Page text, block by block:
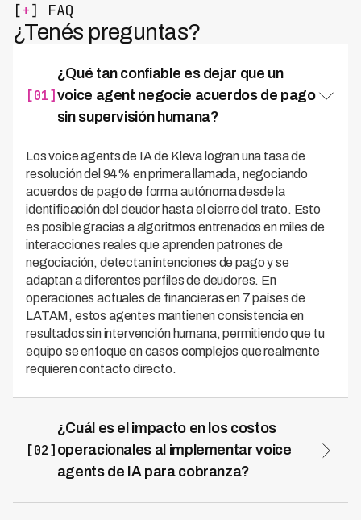
[+] FAQ
¿Tenés preguntas?
[01]
¿Qué tan confiable es dejar que un
voice agent negocie acuerdos de pago
sin supervisión humana?
Los voice agents de IA de Kleva logran una tasa de
resolución del 94% en primera llamada, negociando
acuerdos de pago de forma autónoma desde la
identificación del deudor hasta el cierre del trato. Esto
es posible gracias a algoritmos entrenados en miles de
interacciones reales que aprenden patrones de
negociación, detectan intenciones de pago y se
adaptan a diferentes perfiles de deudores. En
operaciones actuales de financieras en 7 países de
LATAM, estos agentes mantienen consistencia en
resultados sin intervención humana, permitiendo que tu
equipo se enfoque en casos complejos que realmente
requieren contacto directo.
[02]
¿Cuál es el impacto en los costos
operacionales al implementar voice
agents de IA para cobranza?